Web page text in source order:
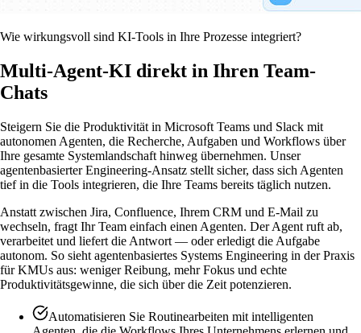
Wie wirkungsvoll sind KI-Tools in Ihre Prozesse integriert?
Multi-Agent-KI direkt in Ihren Team-
Chats
Steigern Sie die Produktivität in Microsoft Teams und Slack mit
autonomen Agenten, die Recherche, Aufgaben und Workflows über
Ihre gesamte Systemlandschaft hinweg übernehmen. Unser
agentenbasierter Engineering-Ansatz stellt sicher, dass sich Agenten
tief in die Tools integrieren, die Ihre Teams bereits täglich nutzen.
Anstatt zwischen Jira, Confluence, Ihrem CRM und E-Mail zu
wechseln, fragt Ihr Team einfach einen Agenten. Der Agent ruft ab,
verarbeitet und liefert die Antwort — oder erledigt die Aufgabe
autonom. So sieht agentenbasiertes Systems Engineering in der Praxis
für KMUs aus: weniger Reibung, mehr Fokus und echte
Produktivitätsgewinne, die sich über die Zeit potenzieren.
Automatisieren Sie Routinearbeiten mit intelligenten